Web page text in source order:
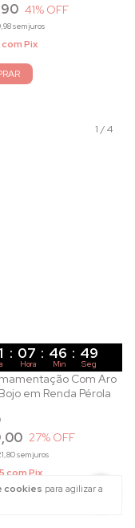
cookies para agilizar a
41% OFF
sem juros
comPix
1 /4
: 07 : 46 : 47
Hora Min Seg
Com Aro
em Renda Pérola
27% OFF
sem juros
comPix